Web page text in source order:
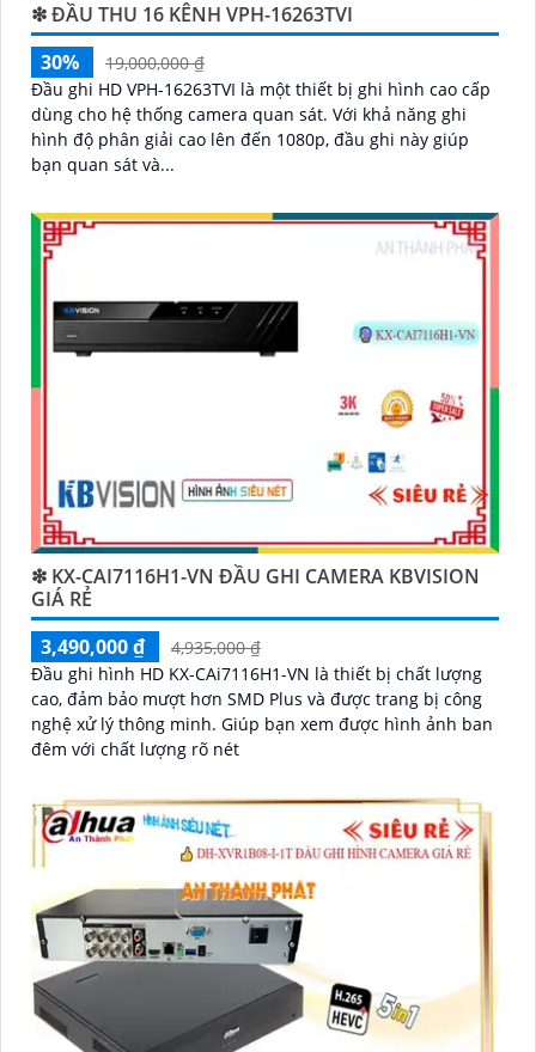
❇ ĐẦU THU 16 KÊNH VPH-16263TVI
30%
19,000,000 ₫
Đầu ghi HD VPH-16263TVI là một thiết bị ghi hình cao cấp
dùng cho hệ thống camera quan sát. Với khả năng ghi
hình độ phân giải cao lên đến 1080p, đầu ghi này giúp
bạn quan sát và...
❇ KX-CAI7116H1-VN ĐẦU GHI CAMERA KBVISION
GIÁ RẺ
3,490,000 ₫
4,935,000 ₫
Đầu ghi hình HD KX-CAi7116H1-VN là thiết bị chất lượng
cao, đảm bảo mượt hơn SMD Plus và được trang bị công
nghệ xử lý thông minh. Giúp bạn xem được hình ảnh ban
đêm với chất lượng rõ nét